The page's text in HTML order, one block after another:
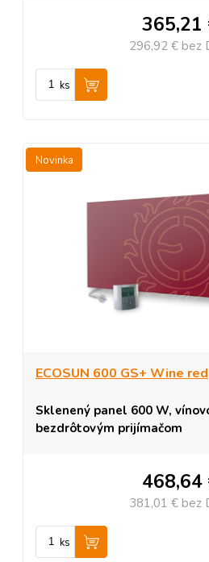
365,21
296,92 € bez
ks
Novinka
ECOSUN 600 GS+ Wine red
Sklenený panel 600 W,
bezdrôtovým prijímačom
468,64
381,01 € bez
ks